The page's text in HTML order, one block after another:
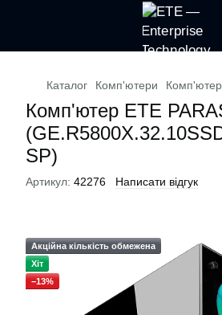
Каталог Комп'ютери
Комп'ютер ETE
SP)
Артикул: 42276 Написати відгук
Акційна кількість обмежена
Хіт
−13%